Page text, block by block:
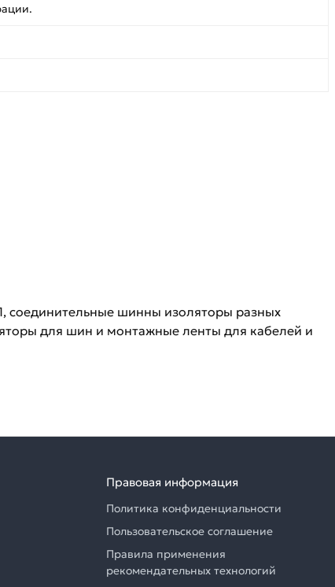
шинны изоляторы разных
для шин и монтажные ленты для кабелей и
Правовая информация
Политика конфиденциальности
Пользовательское соглашение
Правила применения
рекомендательных технологий